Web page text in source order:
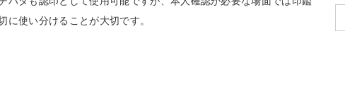
に使い分けることが大切です。